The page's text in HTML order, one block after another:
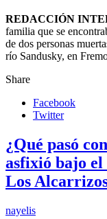
REDACCIÓN
familia que se
de dos personas
río Sandusky, en
Share
Facebook
Twitter
¿Qué pasó
asfixió bajo el
Los
nayelis